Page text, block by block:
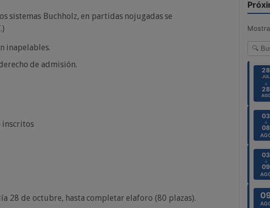
sistemas Buchholz, en partidas nojugadas se
inapelables.
de admisión.
inscritos
28 de octubre, hasta completarelaforo (80 plazas).
28
JUL
↓
28
AGO
03
↓
08
03
↓
09